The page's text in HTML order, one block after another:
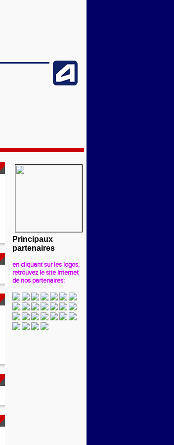
Principaux
partenaires
en cliquant sur les logos,
retrouvez le site Internet
de nos partenaires: